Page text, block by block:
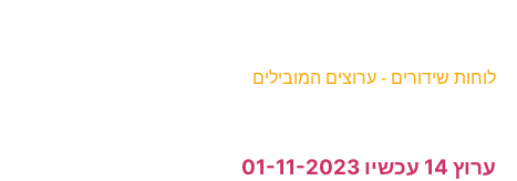
לוחות שידורים - ערוצים המובילים
ערוץ 14 עכשיו 01-11-2023